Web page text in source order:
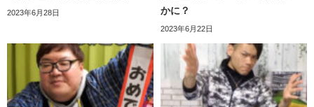
さらに、安藤なつさんはASMR関連の個人チャンネルを立
ち上げていますので、質問コーナーの練習の意味さえも問
われそうです。笑
コメント欄でも二人の仲の良さを指摘する声が多く、結果
として自然発生的に彼女説が浮上したと考えられます。
しかしながら、2:10あたりからの発言で、めがねちゃんさ
んの言う「デカキンさんが好き」の意味が違うと分かりま
す。
2023年6月28日
かに？
2023年6月22日